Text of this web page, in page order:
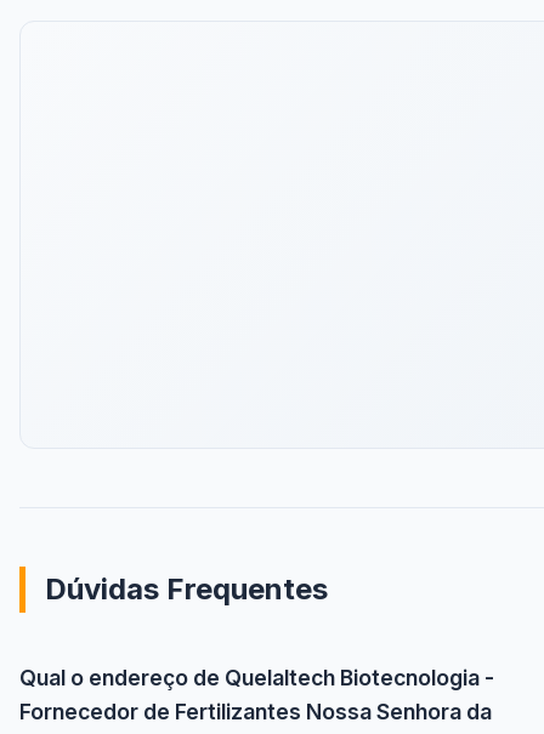
Dúvidas Frequentes
Qual o endereço de Quelaltech Biotecnologia -
Fornecedor de Fertilizantes Nossa Senhora da